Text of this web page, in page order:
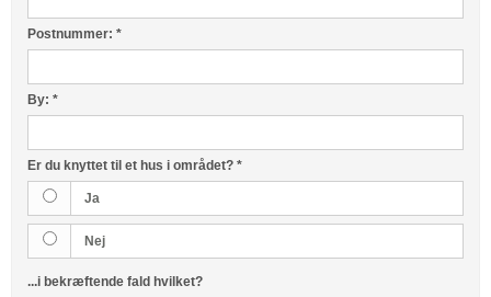
Postnummer: *
By: *
Er du knyttet til et hus i området? *
Ja
Nej
...i bekræftende fald hvilket?